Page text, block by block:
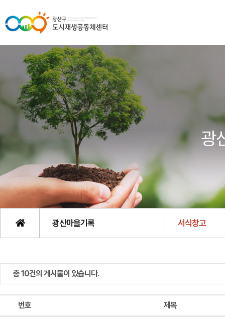
광
광산마을기록 서식창고
총 10건의 게시물이 있습니다.
번호 제목